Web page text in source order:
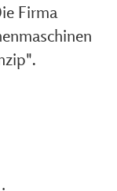
Firma